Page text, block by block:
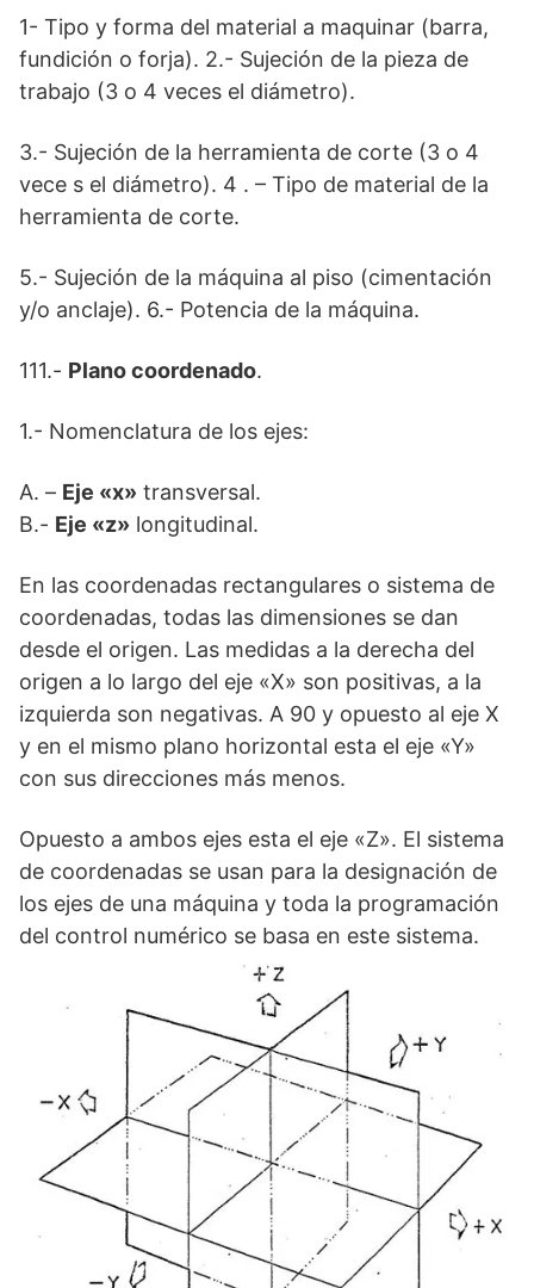
1- Tipo y forma del material a maquinar (barra,
fundición o forja). 2.- Sujeción de la pieza de
trabajo (3 o 4 veces el diámetro).
3.- Sujeción de la herramienta de corte (3 o 4
vece s el diámetro). 4 . – Tipo de material de la
herramienta de corte.
5.- Sujeción de la máquina al piso (cimentación
y/o anclaje). 6.- Potencia de la máquina.
111.- Plano coordenado.
1.- Nomenclatura de los ejes:
A. – Eje «x» transversal.
B.- Eje «z» longitudinal.
En las coordenadas rectangulares o sistema de
coordenadas, todas las dimensiones se dan
desde el origen. Las medidas a la derecha del
origen a lo largo del eje «X» son positivas, a la
izquierda son negativas. A 90 y opuesto al eje X
y en el mismo plano horizontal esta el eje «Y»
con sus direcciones más menos.
Opuesto a ambos ejes esta el eje «Z». El sistema
de coordenadas se usan para la designación de
los ejes de una máquina y toda la programación
del control numérico se basa en este sistema.